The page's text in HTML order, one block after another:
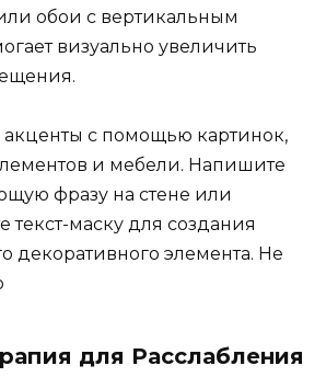
обои с вертикальным
визуально увеличить
акценты с помощью картинок,
и мебели. Напишите
фразу на стене или
текст-маску для создания
декоративного элемента. Не
для Расслабления